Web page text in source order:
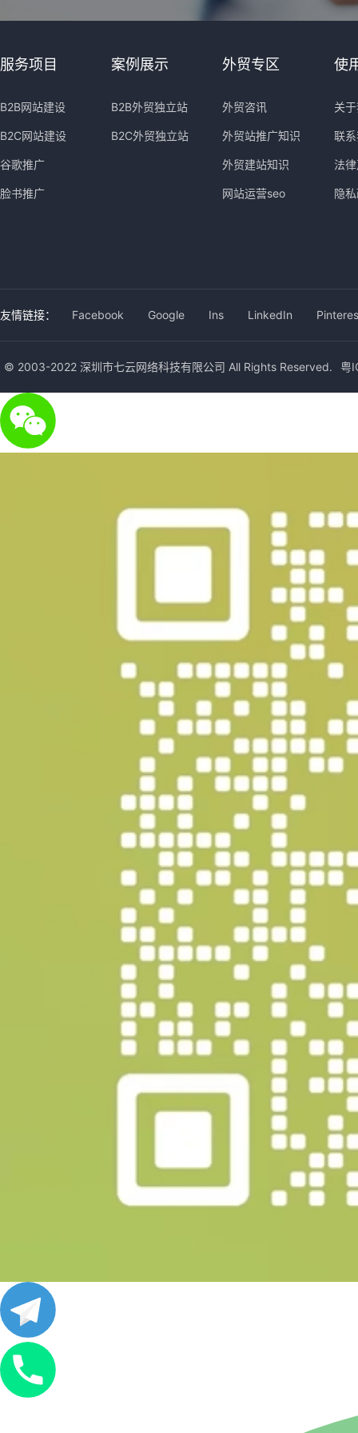
服务项目
B2B网站建设
B2C网站建设
谷歌推广
脸书推广
案例展示
B2B外贸独立站
B2C外贸独立站
外贸专区
外贸咨讯
外贸站推广知识
外贸建站知识
网站运营seo
使
关
联
法
隐
友情链接： Facebook Google Ins LinkedIn
© 2003-2022 深圳市七云网络科技有限公司 All Rights Reserved. 粤